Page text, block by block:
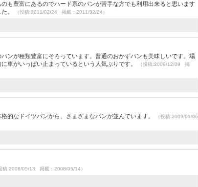
も豊富にあるのでハード系のパンが苦手な方でも利用出来ると思います
。
（投稿:2011/02/24 掲載：2011/02/24）
ンが種類豊富にそろっています。普通のおかずパンも美味しいです。場
車がいっぱい止まっているという人気ぶりです。
（投稿:2009/12/09 掲
的なドイツパンから、さまざまなパンが並んでいます。
（投稿:2009/01/06
稿:2008/05/13 掲載：2008/05/14）